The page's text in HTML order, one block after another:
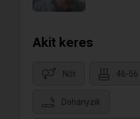
Akit keres
Nőt 46-
Dohányzik